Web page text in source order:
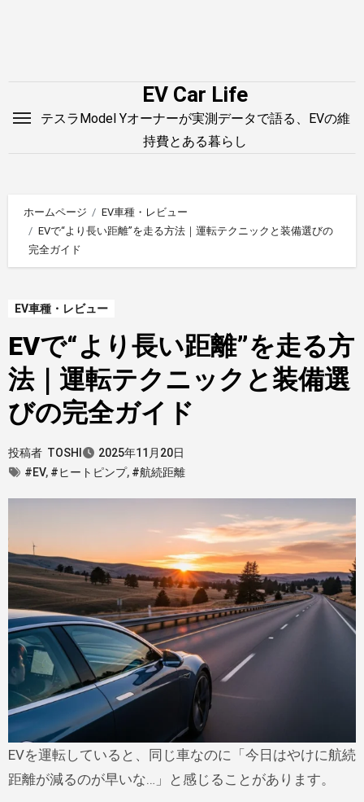
EV Car Life
テスラModel Yオーナーが実測データで語る、EVの維
持費とある暮らし
ホームページ
EV車種・レビュー
EVで“より長い距離”を走る方法｜運転テクニックと装備選びの
完全ガイド
EV車種・レビュー
EVで“より長い距離”を走る方
法｜運転テクニックと装備選
びの完全ガイド
投稿者 TOSHI
2025年11月20日
#EV, #ヒートピンプ, #航続距離
EVを運転していると、同じ車なのに「今日はやけに航続
距離が減るのが早いな…」と感じることがあります。